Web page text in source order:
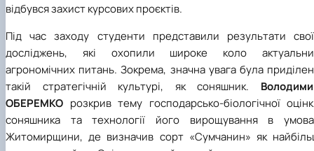
відбувся захист курсових проєктів.
Під час заходу студенти представили результати
досліджень, які охопили широке коло
агрономічних питань. Зокрема, значна увага була
такій стратегічній культурі, як соняшник.
ОБЕРЕМКО розкрив тему господарсько-біологічної
соняшника та технології його вирощування в
Житомирщини, де визначив сорт «Сумчанин» як